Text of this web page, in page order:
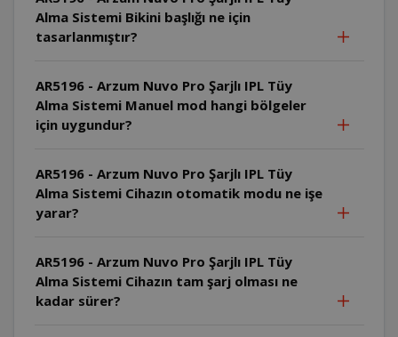
Alma Sistemi Bikini başlığı ne için
tasarlanmıştır?
AR5196 - Arzum Nuvo Pro Şarjlı IPL Tüy
Alma Sistemi Manuel mod hangi bölgeler
için uygundur?
AR5196 - Arzum Nuvo Pro Şarjlı IPL Tüy
Alma Sistemi Cihazın otomatik modu ne işe
yarar?
AR5196 - Arzum Nuvo Pro Şarjlı IPL Tüy
Alma Sistemi Cihazın tam şarj olması ne
kadar sürer?